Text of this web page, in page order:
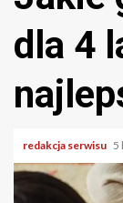
dla 4
redakcja serwisu 5